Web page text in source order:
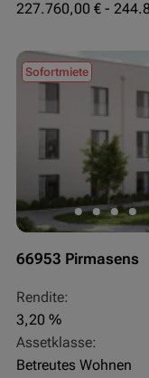
Sofortmiete
66953 Pirmasens
Rendite:
3,20 %
Assetklasse:
Betreutes Wohnen